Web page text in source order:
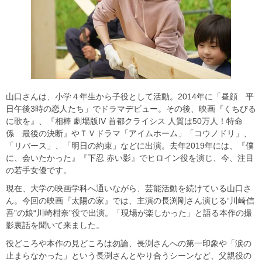
山口さんは、小学４年生から子役として活動。2014年に「昼顔 平
日午後3時の恋人たち」でドラマデビュー。その後、映画『くちびる
に歌を』、『相棒 劇場版IV 首都クライシス 人質は50万人！特命
係 最後の決断』やＴＶドラマ「アイムホーム」「コウノドリ」、
「リバース」、「明日の約束」などに出演。去年2019年には、『僕
に、会いたかった』『下忍 赤い影』でヒロイン役を演じ、今、注目
の若手女優です。
現在、大学の映画学科へ通いながら、芸能活動を続けている山口さ
ん。今回の映画『太陽の家』では、主演の長渕剛さん演じる“川崎信
吾”の娘“川崎柑奈”役で出演。「現場が楽しかった」と語る本作の撮
影裏話を聞いて来ました。
役どころや本作の見どころは勿論、長渕さんへの第一印象や「涙の
止まらなかった」という長渕さんとやり合うシーンなど、父親役の